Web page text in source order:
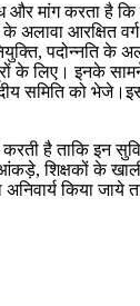
मांग करता है कि
अलावा आरक्षित
पदोन्नति के
के लिए। इनके
समिति को
है ताकि इन
शिक्षकों के
किया जाये